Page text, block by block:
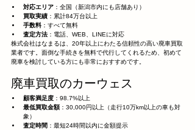
対応エリア ：全国（新潟市内にも店舗あり）
買取実績 ：累計84万台以上
手数料 ：すべて無料
査定方法 ：電話、WEB、LINEに対応
株式会社はなまるは、20年以上にわたる信頼性の高い廃車買取
業者です。面倒な手続きを無料で代行してくれるため、初めて
廃車を検討している方にも非常におすすめです。
廃車買取のカーウェス
顧客満足度 ：98.7%以上
最低買取金額 ：30,000円以上（走行10万km以上の車も対
象）
査定時間 ：最短24時間以内に金額提示